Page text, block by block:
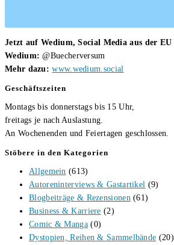
Jetzt auf Wedium, Social Media aus der EU
Wedium: @Buecherversum
Mehr dazu: www.wedium.social
Geschäftszeiten
Montags bis donnerstags bis 15 Uhr,
freitags je nach Auslastung.
An Wochenenden und Feiertagen geschlossen.
Stöbere in den Kategorien
Allgemein (613)
Autoreninterviews & Gastartikel (9)
Blogbeiträge & Rezensionen (61)
Business & Karriere (2)
Comic & Manga (0)
Dystopien, Reihen & Sammelbände (20)